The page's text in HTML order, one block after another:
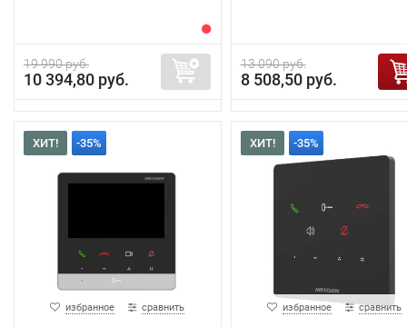
19 990 руб.
10 394,80 руб.
13 090 руб.
8 508,50 руб.
ХИТ! -35%
избранное сравнить
ХИТ! -35%
избранное сравнить